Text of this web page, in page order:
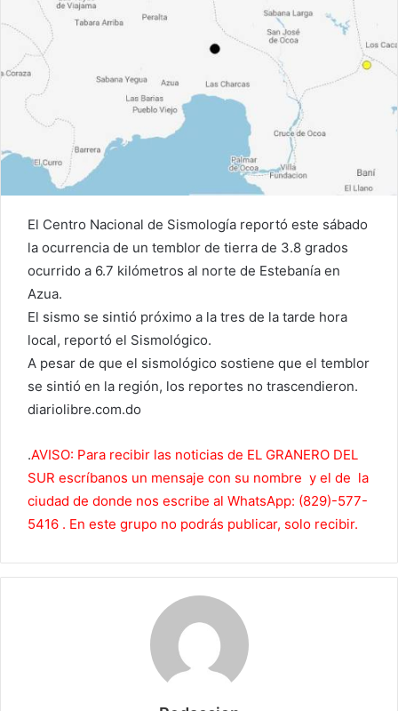
El Centro Nacional de Sismología reportó este sábado
la ocurrencia de un temblor de tierra de 3.8 grados
ocurrido a 6.7 kilómetros al norte de Estebanía en
Azua.
El sismo se sintió próximo a la tres de la tarde hora
local, reportó el Sismológico.
A pesar de que el sismológico sostiene que el temblor
se sintió en la región, los reportes no trascendieron.
diariolibre.com.do
.AVISO: Para recibir las noticias de EL GRANERO DEL
SUR escríbanos un mensaje con su nombre y el de la
ciudad de donde nos escribe al WhatsApp: (829)-577-
5416 . En este grupo no podrás publicar, solo recibir.